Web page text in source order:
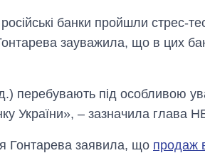
банки пройшли стрес-
Гонтарева зауважила, що в цих
перебувають під особливою
України», – зазначила глава
Гонтарева заявила, що продаж